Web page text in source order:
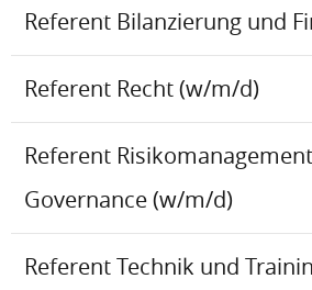
Referent Bilanzierung und
Referent Recht (w/m/d)
Referent
Governance (w/m/d)
Referent Technik und